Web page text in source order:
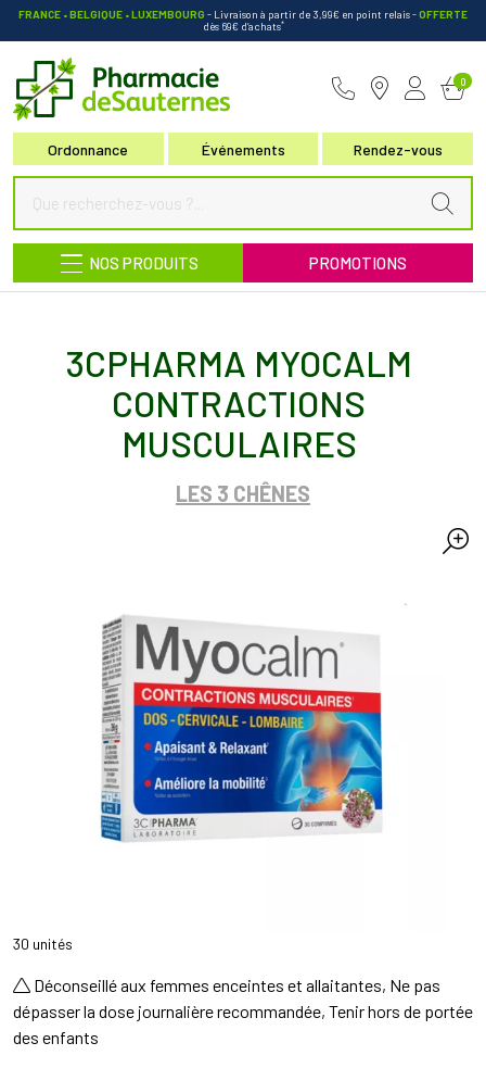
FRANCE • BELGIQUE • LUXEMBOURG - Livraison à partir de 3,99€ en point relais-OFFERTE
dès 69€ d’achats*
Ordonnance Événements Rendez-vous
0
NOS PRODUITS PROMOTIONS
3CPHARMA MYOCALM
CONTRACTIONS
MUSCULAIRES
LES 3 CHÊNES
30 unités
Déconseillé aux femmes enceintes et allaitantes, Ne pas
dépasser la dose journalière recommandée, Tenir hors de portée
des enfants